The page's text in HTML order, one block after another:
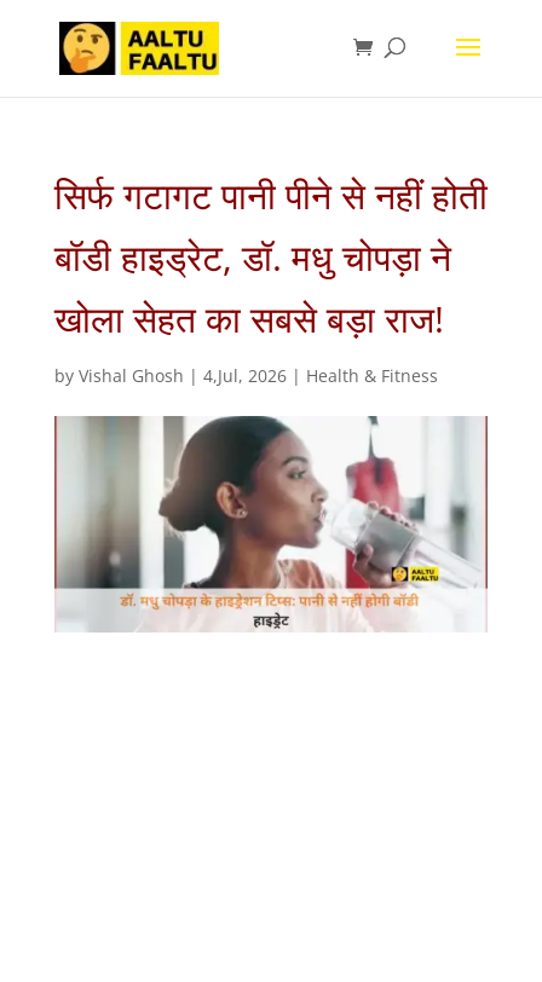
सिर्फ गटागट पानी पीने से नहीं होती
बॉडी हाइड्रेट, डॉ. मधु चोपड़ा ने
खोला सेहत का सबसे बड़ा राज!
by Vishal Ghosh | 4,Jul, 2026| Health & Fitness